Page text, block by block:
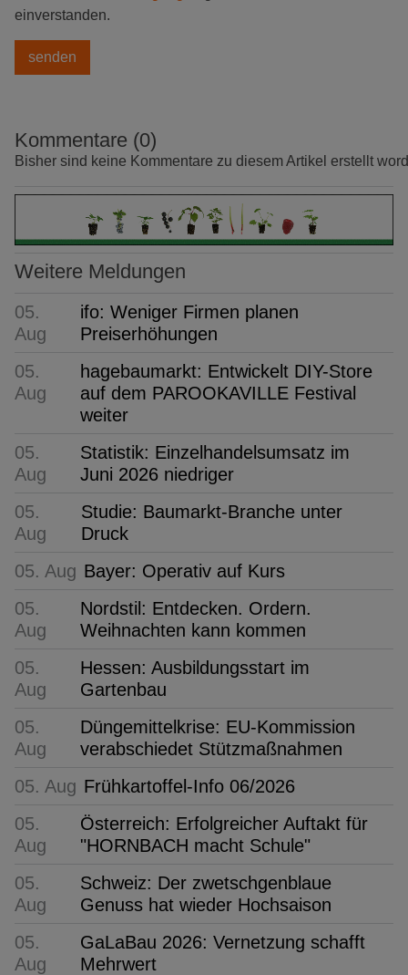
einverstanden.
Kommentare (0)
Bisher sind keine Kommentare zu diesem Artikel erstellt
Weitere Meldungen
05.
Aug
ifo: Weniger Firmen planen
Preiserhöhungen
05.
Aug
hagebaumarkt: Entwickelt DIY-Store
auf dem PAROOKAVILLE Festival
weiter
05.
Aug
Statistik: Einzelhandelsumsatz im
Juni 2026 niedriger
05.
Aug
Studie: Baumarkt-Branche unter
Druck
05. Aug Bayer: Operativ auf Kurs
05.
Aug
Nordstil: Entdecken. Ordern.
Weihnachten kann kommen
05.
Aug
Hessen: Ausbildungsstart im
Gartenbau
05.
Aug
Düngemittelkrise: EU-Kommission
verabschiedet Stützmaßnahmen
05. Aug Frühkartoffel-Info 06/2026
05.
Aug
Österreich: Erfolgreicher Auftakt für
"HORNBACH macht Schule"
05.
Aug
Schweiz: Der zwetschgenblaue
Genuss hat wieder Hochsaison
05.
Aug
GaLaBau 2026: Vernetzung schafft
Mehrwert